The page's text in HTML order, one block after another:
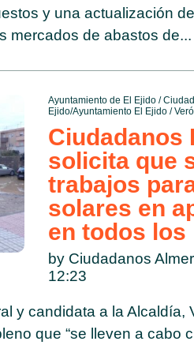
y una actualización
mercados de abastos de...
Ayuntamiento de El Ejido/
Ejido/Ayuntamiento El Ejido/
Ciudadanos
solicita que
trabajos
solares en
en todos los
by Ciudadanos
12:23
y candidata a la Alcaldía,
que “se lleven a cabo